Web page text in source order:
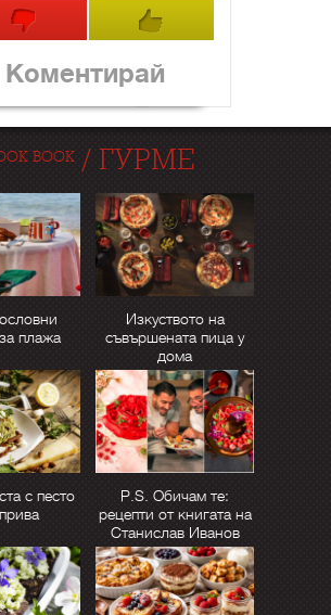
Коментирай
BOOK/ ГУРМЕ
плажа
Изкуството на
съвършената пица у
дома
с песто
P.S. Обичам те:
рецепти от книгата на
Станислав Иванов